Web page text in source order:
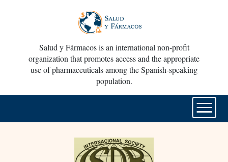
Salud y Fármacos is an international non-profit
organization that promotes access and the appropriate
use of pharmaceuticals among the Spanish-speaking
population.